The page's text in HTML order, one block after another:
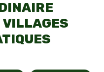
VILLAGES